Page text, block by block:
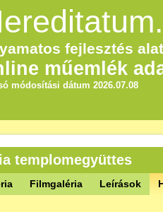
fejlesztés
műemlék
módosítási dátum 2026.07.08
templomegyüttes
Filmgaléria Leírások